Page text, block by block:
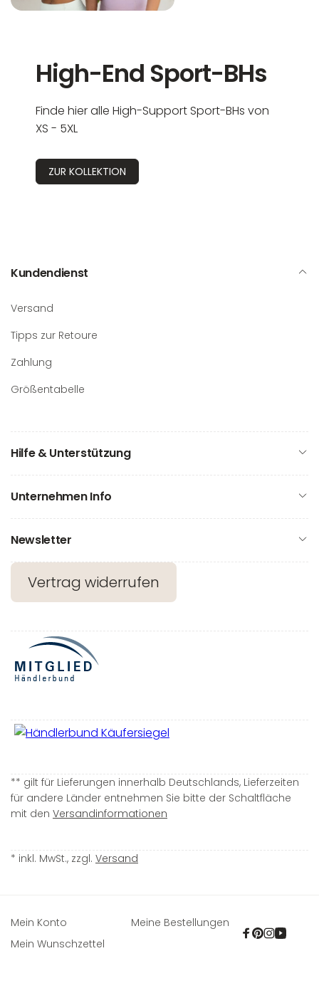
High-End Sport-BHs
Finde hier alle High-Support Sport-BHs von
XS - 5XL
ZUR KOLLEKTION
Kundendienst
Versand
Tipps zur Retoure
Zahlung
Größentabelle
Hilfe & Unterstützung
Unternehmen Info
Newsletter
Vertrag widerrufen
** gilt für Lieferungen innerhalb Deutschlands, Lieferzeiten
für andere Länder entnehmen Sie bitte der Schaltfläche
mit den Versandinformationen
* inkl. MwSt., zzgl. Versand
Mein Konto
Meine Bestellungen
Mein Wunschzettel
Facebook
Pinterest